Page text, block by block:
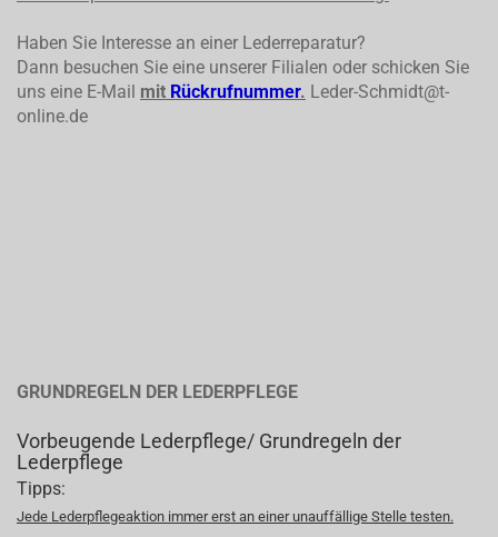
Haben Sie Interesse an einer Lederreparatur?
Dann besuchen Sie eine unserer Filialen oder schicken Sie
uns eine E-Mail mit Rückrufnummer. Leder-Schmidt@t-
online.de
GRUNDREGELN DER LEDERPFLEGE
Vorbeugende Lederpflege/ Grundregeln der
Lederpflege
Tipps:
Jede Lederpflegeaktion immer erst an einer unauffällige Stelle testen.